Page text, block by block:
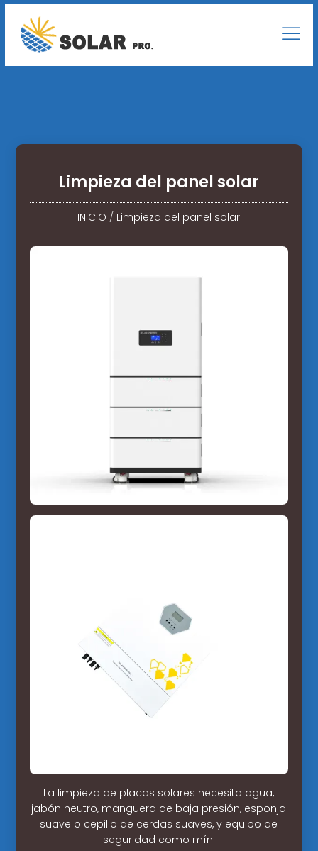
Limpieza del panel solar
INICIO / Limpieza del panel solar
La limpieza de placas solares necesita agua,
jabón neutro, manguera de baja presión, esponja
suave o cepillo de cerdas suaves, y equipo de
seguridad como míni